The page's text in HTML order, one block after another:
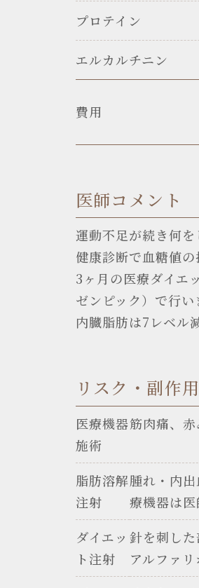
プロテイン
エルカルチニン
費用
医師コメント
運動不足が続き何
健康診断で血糖値
3ヶ月の医療ダイエ
ゼンピック）で行
内臓脂肪は7レベル
リスク・副作用
医療機器
施術
筋肉痛、
脂肪溶解
注射
腫れ・内
療機器は
ダイエッ
ト注射
針を刺し
アルファ